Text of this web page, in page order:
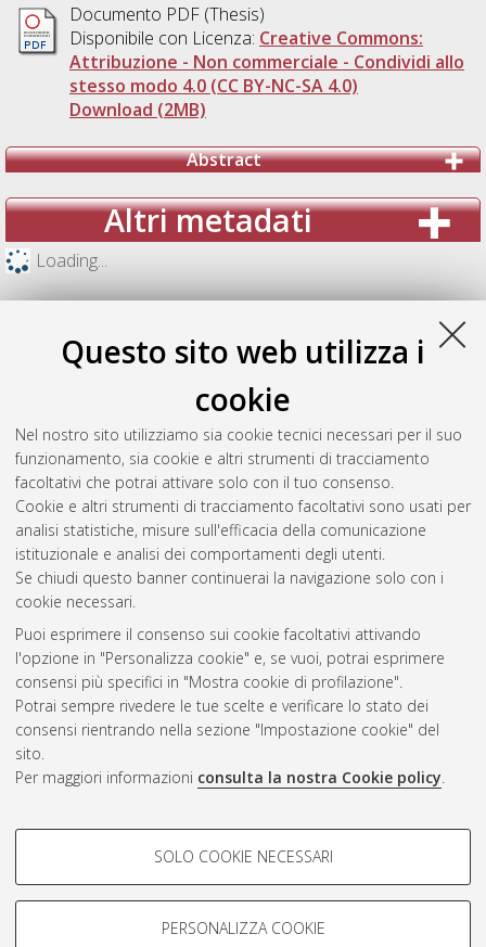
Questo sito web utilizza i
cookie
Nel nostro sito utilizziamo sia cookie tecnici necessari per il suo
funzionamento, sia cookie e altri strumenti di tracciamento
facoltativi che potrai attivare solo con il tuo consenso.
Cookie e altri strumenti di tracciamento facoltativi sono usati per
analisi statistiche, misure sull'efficacia della comunicazione
istituzionale e analisi dei comportamenti degli utenti.
Se chiudi questo banner continuerai la navigazione solo con i
cookie necessari.
Puoi esprimere il consenso sui cookie facoltativi attivando
l'opzione in "Personalizza cookie" e, se vuoi, potrai esprimere
consensi più specifici in "Mostra cookie di profilazione".
Potrai sempre rivedere le tue scelte e verificare lo stato dei
consensi rientrando nella sezione "Impostazione cookie" del
sito.
Per maggiori informazioni consulta la nostra Cookie policy.
COOKIE DI PROFILAZIONE -
Si tratta di cookie utilizzati per analizzare le caratteristiche della
navigazione degli utenti, creare profili in base al loro comportamento
SOLO COOKIE NECESSARI
PERSONALIZZA COOKIE
Documento PDF (Thesis)
Disponibile con Licenza: Creative Commons:
Attribuzione - Non commerciale - Condividi allo
stesso modo 4.0 (CC BY-NC-SA 4.0)
Download (2MB)
Abstract
Altri metadati
Loading...
Gestione del documento:
Atom
Rss 1.0
Rss 2.0
AMS Laurea
Impostazioni Cookie
Informativa sulla privacy
Condizioni d’uso del sito